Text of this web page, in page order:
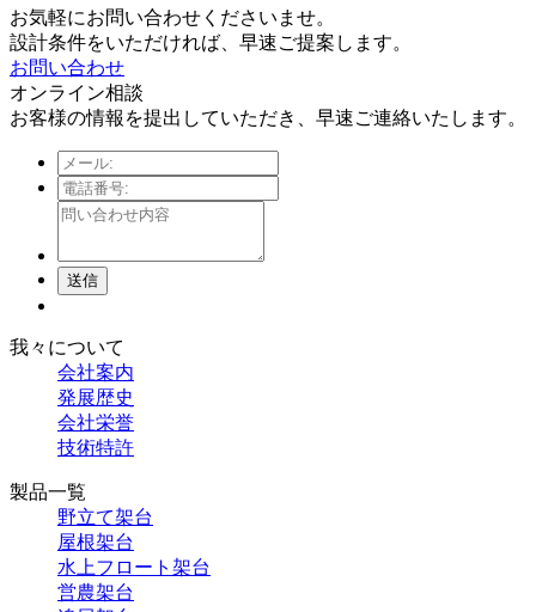
お気軽にお問い合わせくださいませ。
設計条件をいただければ、早速ご提案します。
お問い合わせ
オンライン相談
お客様の情報を提出していただき、早速ご連絡いたします。
送信
我々について
会社案内
発展歴史
会社栄誉
技術特許
製品一覧
野立て架台
屋根架台
水上フロート架台
営農架台